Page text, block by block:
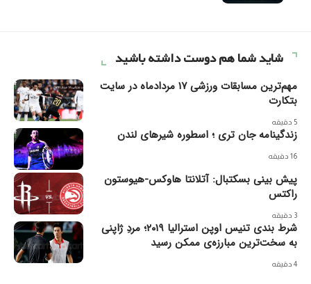
شاید شما هم دوست داشته باشید
مهم‌ترین مسابقات ورزشی ۱۷ مردادماه در سایت
بتکارت
5 دقیقه
زندگینامه جان تری ؛ اسطوره شیرهای لندن
16 دقیقه
پیش بینی بسکتبال: آتلانتا هاوکس-هیوستون
راکتس
3 دقیقه
شرط بندی تنیس اوپن استرالیا ۲۰۱۹؛ مردِ ژاپنی
به سخت‌ترین مبارزه‌ی ممکن رسید
4 دقیقه